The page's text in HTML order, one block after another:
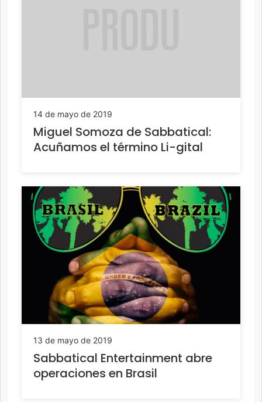
14 de mayo de 2019
Miguel Somoza de Sabbatical:
Acuñamos el término Li-gital
13 de mayo de 2019
Sabbatical Entertainment abre
operaciones en Brasil